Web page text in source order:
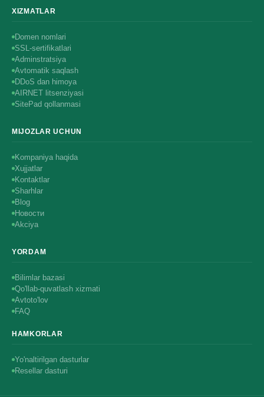
XIZMATLAR
Domen nomlari
SSL-sertifikatlari
Adminstratsiya
Avtomatik saqlash
DDoS dan himoya
AIRNET litsenziyasi
SitePad qollanmasi
MIJOZLAR UCHUN
Kompaniya haqida
Xujjatlar
Kontaktlar
Sharhlar
Blog
Новости
Akciya
YORDAM
Bilimlar bazasi
Qo'llab-quvatlash xizmati
Avtoto'lov
FAQ
HAMKORLAR
Yo'naltirilgan dasturlar
Resellar dasturi